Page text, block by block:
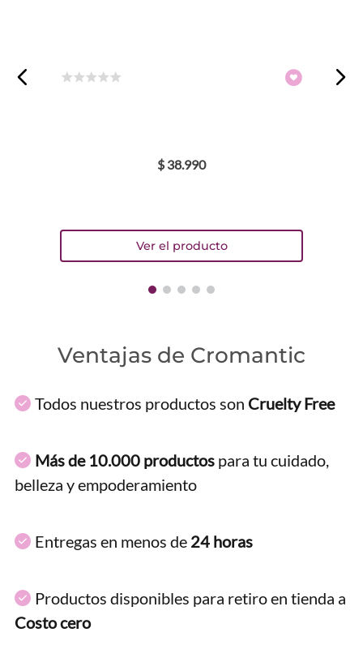
$ 38.990
Ventajas de Cromantic
Todos nuestros productos son Cruelty Free
Más de 10.000 productos para tu cuidado,
belleza y empoderamiento
Entregas en menos de 24 horas
Productos disponibles para retiro en tienda a
Costo cero